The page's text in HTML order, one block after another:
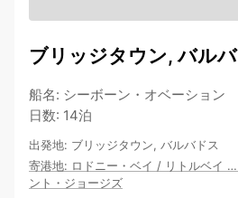
ブリッジタウン, バル
船名: シーボーン・オベーション
日数: 14泊
出発地: ブリッジタウン, バルバドス
寄港地: ロドニー・ベイ / リトルベイ …
ント・ジョージズ